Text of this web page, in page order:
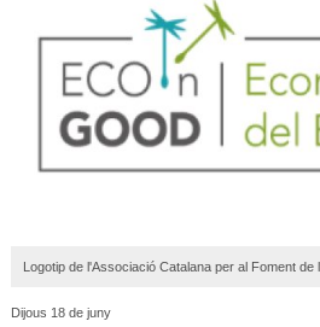
Logotip de l'Associació Catalana per al Foment de
Dijous 18 de juny